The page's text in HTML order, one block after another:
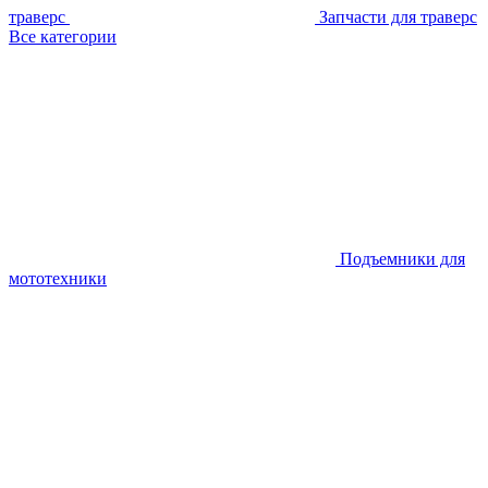
траверс
Запчасти для траверс
Все категории
Подъемники для
мототехники